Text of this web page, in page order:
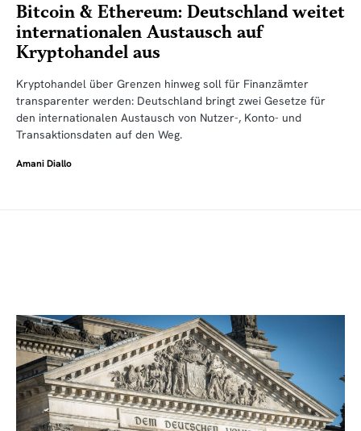
Bitcoin & Ethereum: Deutschland weitet
internationalen Austausch auf
Kryptohandel aus
Kryptohandel über Grenzen hinweg soll für Finanzämter
transparenter werden: Deutschland bringt zwei Gesetze für
den internationalen Austausch von Nutzer-, Konto- und
Transaktionsdaten auf den Weg.
Amani Diallo